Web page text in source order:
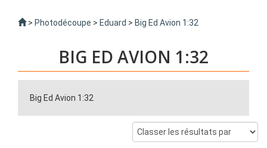
> Photodécoupe > Eduard > Big Ed Avion 1:32
BIG ED AVION 1:32
Big Ed Avion 1:32